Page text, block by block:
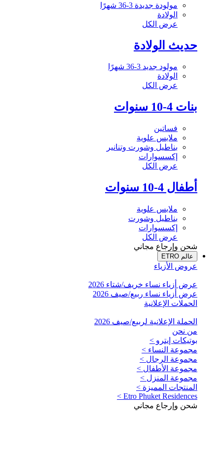
مولودة جديدة 3-36 شهرًا
الولادة
عرض الكل
حديث الولادة
مولود جديد 3-36 شهرًا
الولادة
عرض الكل
بنات 4-10 سنوات
فساتين
ملابس علوية
بناطيل وشورت وتنانير
إكسسوارات
عرض الكل
أطفال 4-10 سنوات
ملابس علوية
بناطيل وشورت
إكسسوارات
عرض الكل
شحن وإرجاع مجاني
عالم ETRO
عروض الأزياء
عرض أزياء نساء خريف/شتاء 2026
عرض أزياء نساء ربيع/صيف 2026
الحملات الإعلانية
الحملة الإعلانية لربيع/صيف 2026
من نحن
بوتيكات إيترو >
مجموعة النساء >
مجموعة الرجال >
مجموعة الأطفال >
مجموعة المنزل >
المنتجات المميزة >
Etro Phuket Residences >
شحن وإرجاع مجاني